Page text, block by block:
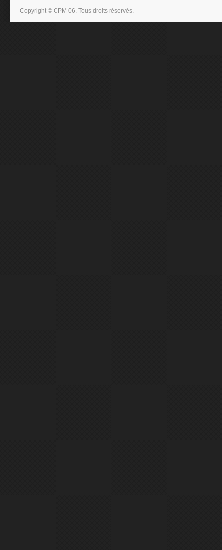
Copyright © CPM 06. Tous droits réservés.